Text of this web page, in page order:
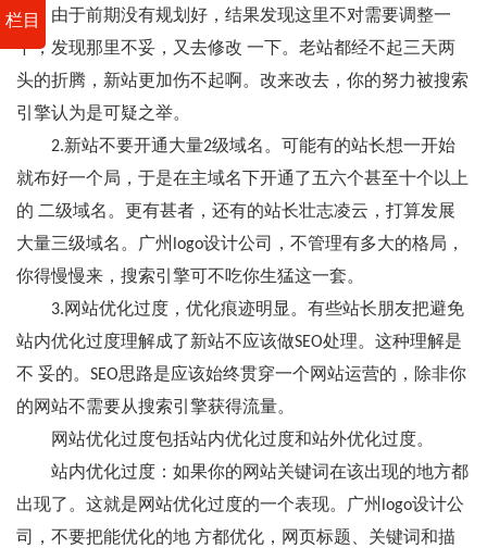
栏目
线，由于前期没有规划好，结果发现这里不对需要调整一
下，发现那里不妥，又去修改 一下。老站都经不起三天两
头的折腾，新站更加伤不起啊。改来改去，你的努力被搜索
引擎认为是可疑之举。
2.新站不要开通大量2级域名。可能有的站长想一开始
就布好一个局，于是在主域名下开通了五六个甚至十个以上
的 二级域名。更有甚者，还有的站长壮志凌云，打算发展
大量三级域名。广州logo设计公司，不管理有多大的格局，
你得慢慢来，搜索引擎可不吃你生猛这一套。
3.网站优化过度，优化痕迹明显。有些站长朋友把避免
站内优化过度理解成了新站不应该做SEO处理。这种理解是
不 妥的。SEO思路是应该始终贯穿一个网站运营的，除非你
的网站不需要从搜索引擎获得流量。
网站优化过度包括站内优化过度和站外优化过度。
站内优化过度：如果你的网站关键词在该出现的地方都
出现了。这就是网站优化过度的一个表现。广州logo设计公
司，不要把能优化的地 方都优化，网页标题、关键词和描